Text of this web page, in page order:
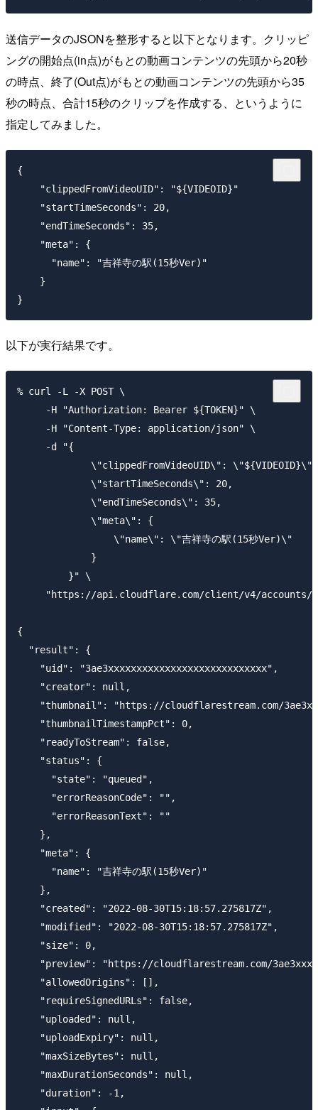
送信データのJSONを整形すると以下となります。クリッピ
ングの開始点(in点)がもとの動画コンテンツの先頭から20秒
の時点、終了(Out点)がもとの動画コンテンツの先頭から35
秒の時点、合計15秒のクリップを作成する、というように
指定してみました。
{
    "clippedFromVideoUID": "${VIDEOID}"
    "startTimeSeconds": 20,
    "endTimeSeconds": 35,
    "meta": {
      "name": "吉祥寺の駅(15秒Ver)"
    }
以下が実行結果です。
% curl -L -X POST \
     -H "Authorization: Bearer ${TOKEN}" \
     -H "Content-Type: application/json" \
     -d "{
             \"clippedFromVideoUID\": \"${VIDEOID}\",
             \"startTimeSeconds\": 20,
             \"endTimeSeconds\": 35,
             \"meta\": {
                 \"name\": \"吉祥寺の駅(15秒Ver)\"
             }
         }" \
"https://api.cloudflare.com/client/v4/accounts/
{
  "result": {
    "uid": "3ae3xxxxxxxxxxxxxxxxxxxxxxxxxxxx",
    "creator": null,
"thumbnail": "https://cloudflarestream.com/
    "thumbnailTimestampPct": 0,
    "readyToStream": false,
    "status": {
      "state": "queued",
      "errorReasonCode": "",
      "errorReasonText": ""
    },
    "meta": {
      "name": "吉祥寺の駅(15秒Ver)"
    },
    "created": "2022-08-30T15:18:57.275817Z",
    "modified": "2022-08-30T15:18:57.275817Z",
    "size": 0,
"preview": "https://cloudflarestream.com/
    "allowedOrigins": [],
    "requireSignedURLs": false,
    "uploaded": null,
    "uploadExpiry": null,
    "maxSizeBytes": null,
    "maxDurationSeconds": null,
    "duration": -1,